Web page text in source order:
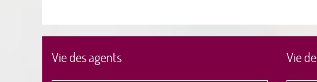
Vie des agents Vie